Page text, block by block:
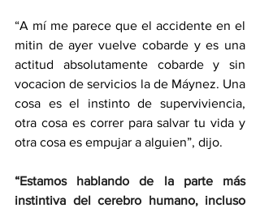
“A mí me parece que el accidente en el
mitin de ayer vuelve cobarde y es una
actitud absolutamente cobarde y sin
vocacion de servicios la de Máynez. Una
cosa es el instinto de superviviencia,
otra cosa es correr para salvar tu vida y
otra cosa es empujar a alguien”, dijo.
“Estamos hablando de la parte más
instintiva del cerebro humano, incluso